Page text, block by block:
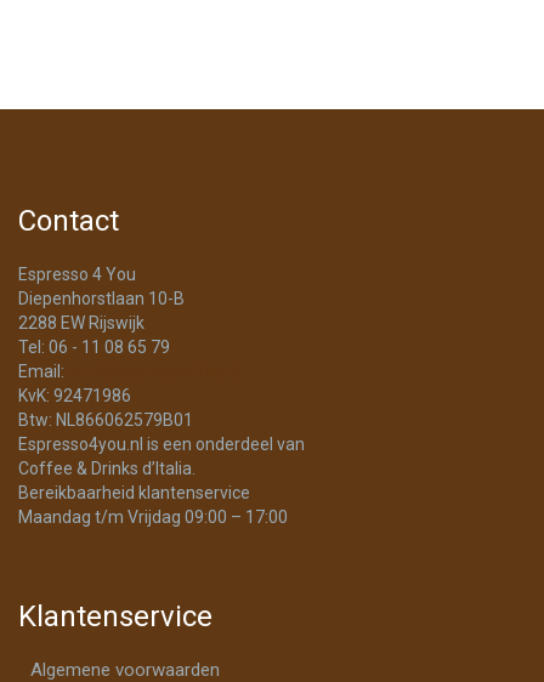
Contact
Espresso 4 You
Diepenhorstlaan 10-B
2288 EW Rijswijk
Tel: 06 - 11 08 65 79
Email:
KvK: 92471986
Btw: NL866062579B01
Espresso4you.nl is een onderdeel van
Coffee & Drinks d’Italia.
Bereikbaarheid klantenservice
Maandag t/m Vrijdag 09:00 – 17:00
Klantenservice
Algemene voorwaarden